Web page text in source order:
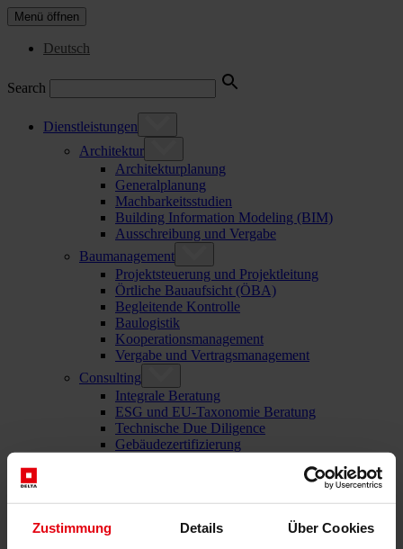
Zustimmung Details Über Cookies
Menü öffnen
Deutsch
Search
Dienstleistungen
Architektur
Architekturplanung
Generalplanung
Machbarkeitsstudien
Building Information Modeling (BIM)
Ausschreibung und Vergabe
Baumanagement
Projektsteuerung und Projektleitung
Örtliche Bauaufsicht (ÖBA)
Begleitende Kontrolle
Baulogistik
Kooperationsmanagement
Vergabe und Vertragsmanagement
Consulting
Integrale Beratung
ESG und EU-Taxonomie Beratung
Technische Due Diligence
Gebäudezertifizierung
Referenzen
Über uns